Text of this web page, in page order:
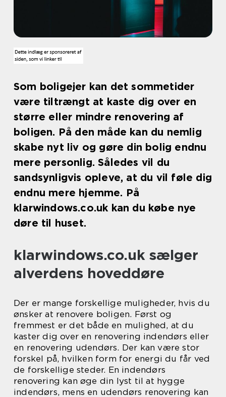
Som boligejer kan det sommetider
være tiltrængt at kaste dig over en
større eller mindre renovering af
boligen. På den måde kan du nemlig
skabe nyt liv og gøre din bolig endnu
mere personlig. Således vil du
sandsynligvis opleve, at du vil føle dig
endnu mere hjemme. På
klarwindows.co.uk kan du købe nye
døre til huset.
klarwindows.co.uk sælger
alverdens hoveddøre
Der er mange forskellige muligheder, hvis du
ønsker at renovere boligen. Først og
fremmest er det både en mulighed, at du
kaster dig over en renovering indendørs eller
en renovering udendørs. Der kan være stor
forskel på, hvilken form for energi du får ved
de forskellige steder. En indendørs
renovering kan øge din lyst til at hygge
indendørs, mens en udendørs renovering kan